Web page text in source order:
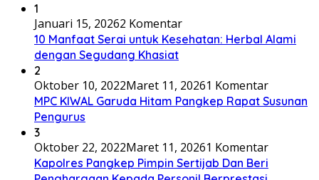
1
Januari 15, 20262 Komentar
10 Manfaat Serai untuk Kesehatan: Herbal Alami
dengan Segudang Khasiat
2
Oktober 10, 2022Maret 11, 20261 Komentar
MPC KIWAL Garuda Hitam Pangkep Rapat Susunan
Pengurus
3
Oktober 22, 2022Maret 11, 20261 Komentar
Kapolres Pangkep Pimpin Sertijab Dan Beri